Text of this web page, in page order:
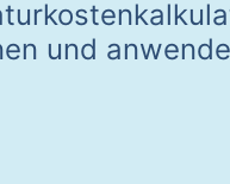
und